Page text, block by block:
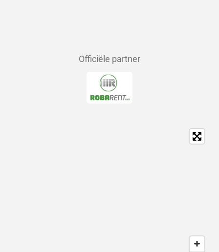
Officiële partner